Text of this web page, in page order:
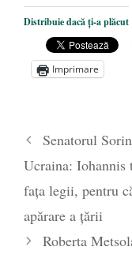
Dezvăluiri
Zelensky
Statul care
poetului
- 16 aprilie
Distribuie dacă ți-a plăcut
Imprimare
Senatorul
Ucraina: Iohannis
fața legii, pentru
apărare a țării
Roberta